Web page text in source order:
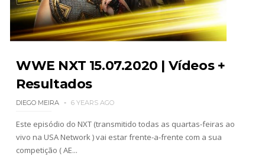
GUERRA EXTREMA NO GRAND SLAM MEXICO:
Will Ospreay supera Mark Davis num brutal
Street Fight com arame farpado
NOVOS CAMPEÕES DE TRIOS NA AEW: Brody
King, Bandido e Hangman Page conquistam os
títulos no Grand Slam Mexico
Unknown - Aug 06 2026
WWE NXT 15.07.2020 | Vídeos +
Resultados
DIEGO MEIRA 6 YEARS AGO
Este episódio do NXT (transmitido todas as quartas-feiras ao
vivo na USA Network ) vai estar frente-a-frente com a sua
competição ( AE...